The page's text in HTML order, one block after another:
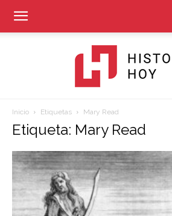
Hoy
Inicio Etiquetas Mary Read
Etiqueta: Mary Read